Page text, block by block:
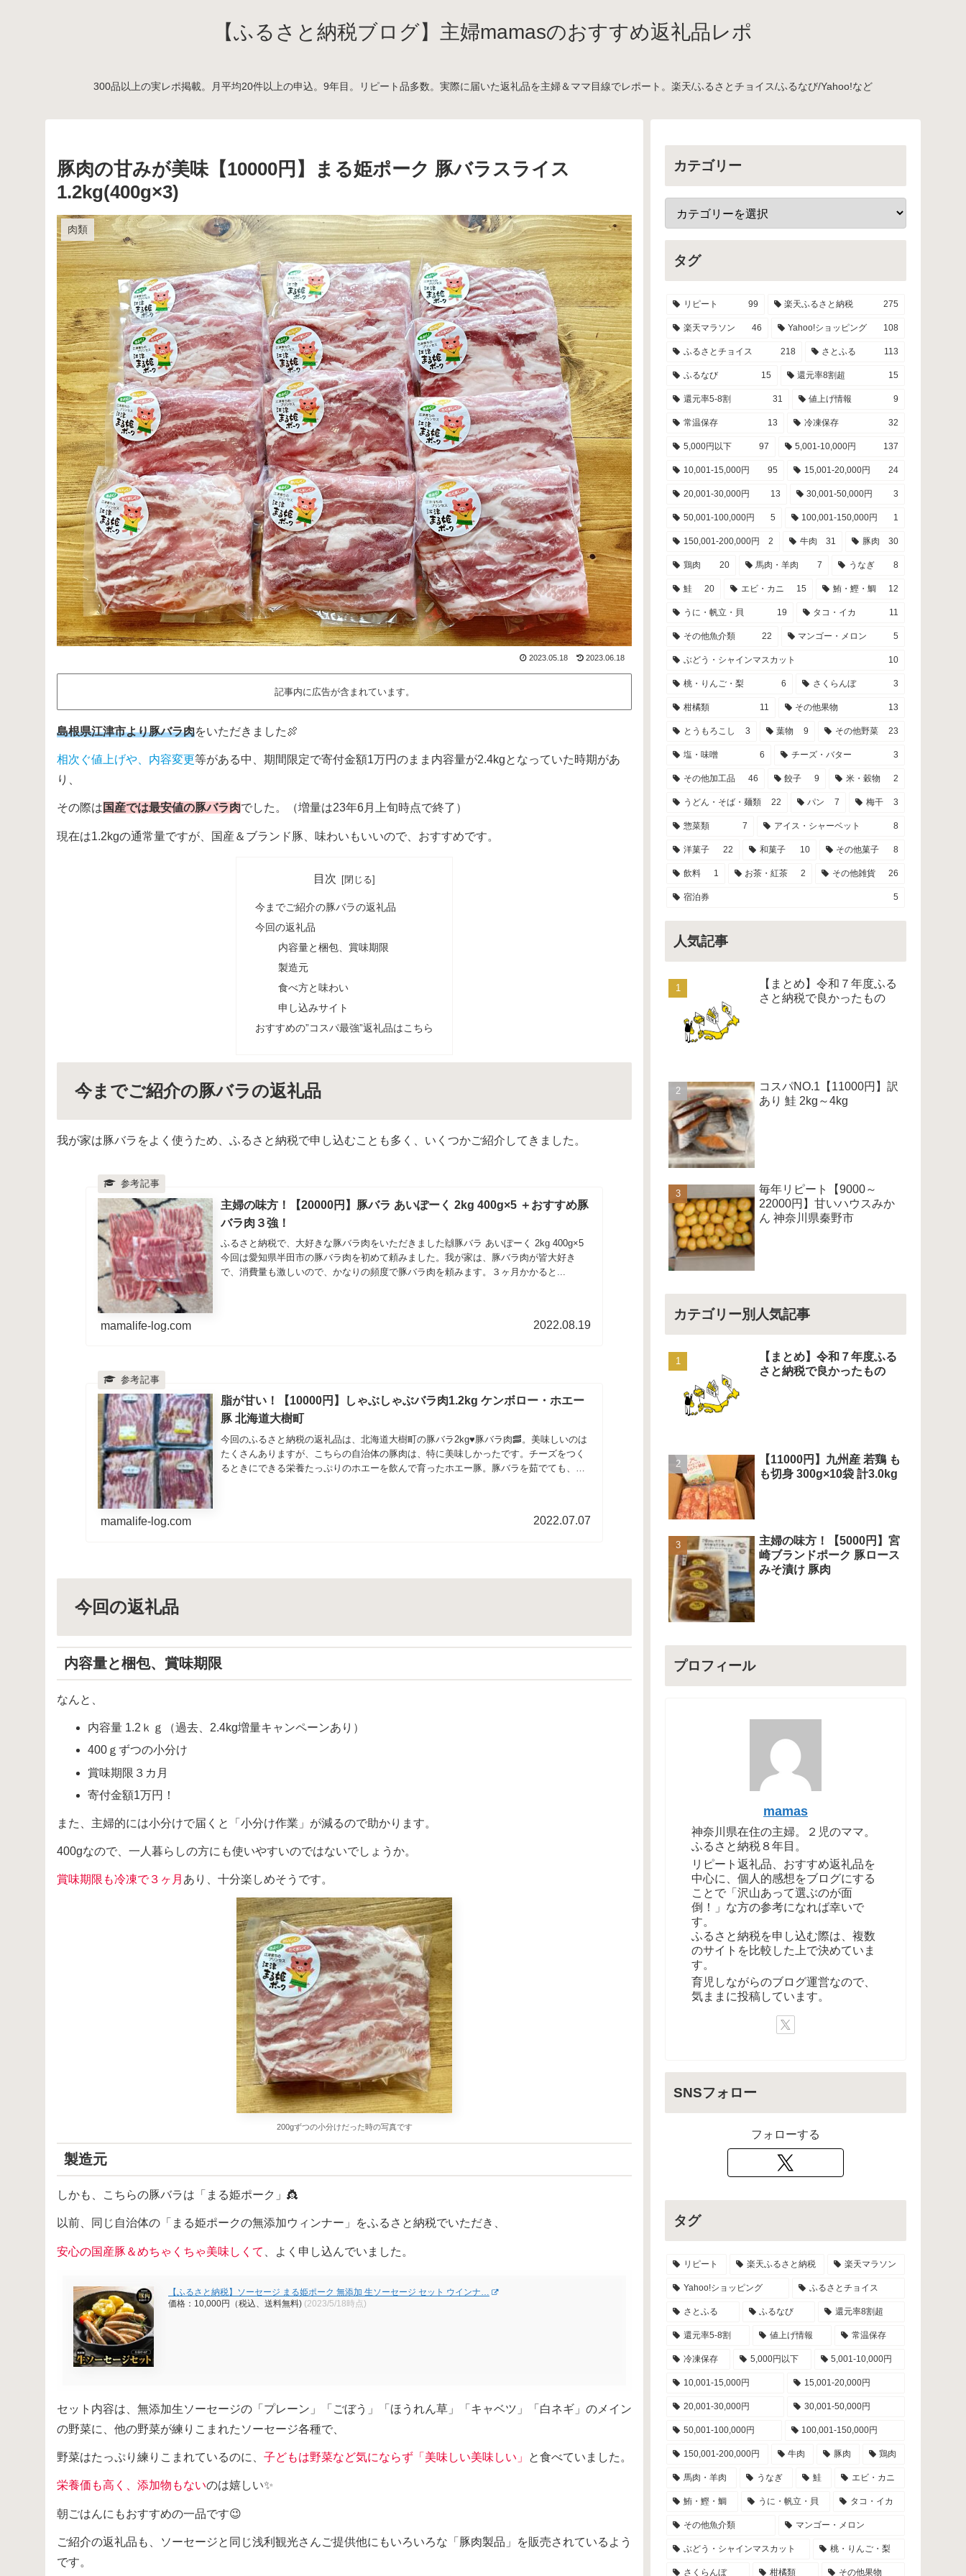
【ふるさと納税ブログ】主婦mamasのおすすめ返礼品レポ
300品以上の実レポ掲載。月平均20件以上の申込。9年目。リピート品多数。実際に届いた返礼品を主婦＆ママ目線でレポート。楽天/ふるさとチョイス/ふるなび/Yahoo!など
豚肉の甘みが美味【10000円】まる姫ポーク 豚バラスライス
1.2kg(400g×3)
肉類
2023.05.18 2023.06.18
記事内に広告が含まれています。
島根県江津市より豚バラ肉をいただきました🍖
相次ぐ値上げや、内容変更等がある中、期間限定で寄付金額1万円のまま内容量が2.4kgとなっていた時期があ
り、
その際は 国産では最安値の豚バラ肉でした。（増量は23年6月上旬時点で終了）
現在は1.2kgの通常量ですが、国産＆ブランド豚、味わいもいいので、おすすめです。
目次
今までご紹介の豚バラの返礼品
今回の返礼品
内容量と梱包、賞味期限
製造元
食べ方と味わい
申し込みサイト
おすすめの”コスパ最強”返礼品はこちら
今までご紹介の豚バラの返礼品
我が家は豚バラをよく使うため、ふるさと納税で申し込むことも多く、いくつかご紹介してきました。
主婦の味方！【20000円】豚バラ あいぽーく 2kg 400g×5 ＋おすすめ豚
バラ肉３強！
ふるさと納税で、大好きな豚バラ肉をいただきました🙌豚バラ あいぽーく 2kg 400g×5
今回は愛知県半田市の豚バラ肉を初めて頼みました。我が家は、豚バラ肉が皆大好き
で、消費量も激しいので、かなりの頻度で豚バラ肉を頼みます。３ヶ月かかると...
mamalife-log.com 2022.08.19
脂が甘い！【10000円】しゃぶしゃぶバラ肉1.2kg ケンボロー・ホエー
豚 北海道大樹町
今回のふるさと納税の返礼品は、北海道大樹町の豚バラ2kg♥️豚バラ肉🥓。美味しいのは
たくさんありますが、こちらの自治体の豚肉は、特に美味しかったです。チーズをつく
るときにできる栄養たっぷりのホエーを飲んで育ったホエー豚。豚バラを茹でても、
mamalife-log.com 2022.07.07
今回の返礼品
内容量と梱包、賞味期限
なんと、
内容量 1.2ｋｇ（過去、2.4kg増量キャンペーンあり）
400ｇずつの小分け
賞味期限３カ月
寄付金額1万円！
また、主婦的には小分けで届くと「小分け作業」が減るので助かります。
400gなので、一人暮らしの方にも使いやすいのではないでしょうか。
賞味期限も冷凍で３ヶ月 あり、十分楽しめそうです。
200gずつの小分けだった時の写真です
製造元
しかも、こちらの豚バラは「まる姫ポーク」👸
以前、同じ自治体の「まる姫ポークの無添加ウィンナー」をふるさと納税でいただき、
安心の国産豚＆めちゃくちゃ美味しくて 、よく申し込んでいました。
【ふるさと納税】ソーセージ まる姫ポーク 無添加 生ソーセージ セット ウインナ…
価格：10,000円（税込、送料無料) (2023/5/18時点)
セット内容は、無添加生ソーセージの「プレーン」「ごぼう」「ほうれん草」「キャベツ」「白ネギ」のメイン
の野菜に、他の野菜が練りこまれたソーセージ各種で、
野菜はたっぷり練りこまれているのに、 子どもは野菜など気にならず「美味しい美味しい」 と食べていました。
栄養価も高く、添加物もないのは嬉しい✨
朝ごはんにもおすすめの一品です😉
ご紹介の返礼品も、ソーセージと同じ浅利観光さんご提供他にもいろいろな「豚肉製品」を販売されているよう
です。
カテゴリー
タグ
リピート 99 楽天ふるさと納税 275
楽天マラソン 46 Yahoo!ショッピング 108
ふるさとチョイス 218 さとふる 113
ふるなび 15 還元率8割超 15
還元率5-8割 31 値上げ情報 9
常温保存 13 冷凍保存 32
5,000円以下 97 5,001-10,000円 137
10,001-15,000円 95 15,001-20,000円 24
20,001-30,000円 13 30,001-50,000円 3
50,001-100,000円 5 100,001-150,000円 1
150,001-200,000円 2 牛肉 31 豚肉 30
鶏肉 20 馬肉・羊肉 7 うなぎ 8
鮭 20 エビ・カニ 15 鮪・鰹・鯛 12
うに・帆立・貝 19 タコ・イカ 11
その他魚介類 22 マンゴー・メロン 5
ぶどう・シャインマスカット 10
桃・りんご・梨 6 さくらんぼ 3
柑橘類 11 その他果物 13
とうもろこし 3 葉物 9 その他野菜 23
塩・味噌 6 チーズ・バター 3
その他加工品 46 餃子 9 米・穀物 2
うどん・そば・麺類 22 パン 7 梅干 3
惣菜類 7 アイス・シャーベット 8
洋菓子 22 和菓子 10 その他菓子 8
飲料 1 お茶・紅茶 2 その他雑貨 26
宿泊券 5
人気記事
【まとめ】令和７年度ふる
さと納税で良かったもの
コスパNO.1【11000円】訳
あり 鮭 2kg～4kg
毎年リピート【9000～
22000円】甘いハウスみか
ん 神奈川県秦野市
カテゴリー別人気記事
【まとめ】令和７年度ふる
さと納税で良かったもの
【11000円】九州産 若鶏 も
も切身 300g×10袋 計3.0kg
主婦の味方！【5000円】宮
崎ブランドポーク 豚ロース
みそ漬け 豚肉
プロフィール
mamas
神奈川県在住の主婦。２児のママ。
ふるさと納税８年目。
リピート返礼品、おすすめ返礼品を
中心に、個人的感想をブログにする
ことで「沢山あって選ぶのが面
倒！」な方の参考になれば幸いで
す。
ふるさと納税を申し込む際は、複数
のサイトを比較した上で決めていま
す。
育児しながらのブログ運営なので、
気ままに投稿しています。
SNSフォロー
フォローする
タグ
リピート 楽天ふるさと納税 楽天マラソン
Yahoo!ショッピング ふるさとチョイス
さとふる ふるなび 還元率8割超
還元率5-8割 値上げ情報 常温保存
冷凍保存 5,000円以下 5,001-10,000円
10,001-15,000円 15,001-20,000円
20,001-30,000円 30,001-50,000円
50,001-100,000円 100,001-150,000円
150,001-200,000円 牛肉 豚肉 鶏肉
馬肉・羊肉 うなぎ 鮭 エビ・カニ
鮪・鰹・鯛 うに・帆立・貝 タコ・イカ
その他魚介類 マンゴー・メロン
ぶどう・シャインマスカット 桃・りんご・梨
さくらんぼ 柑橘類 その他果物